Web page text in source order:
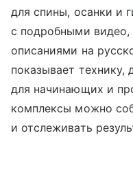
для спины, осанки и
с подробными
описаниями на
показывает технику,
для начинающих и
комплексы можно
и отслеживать